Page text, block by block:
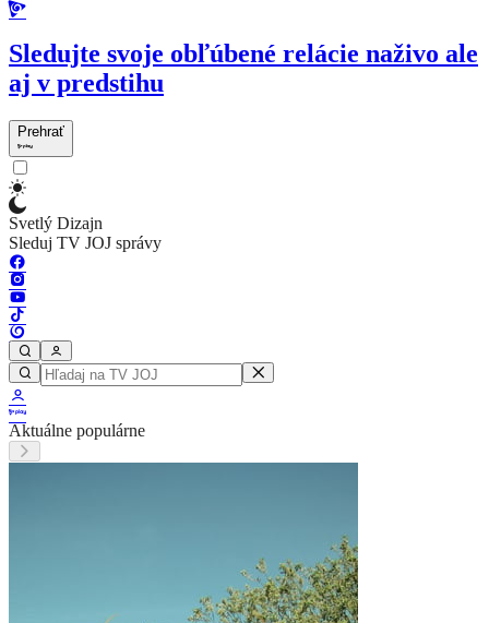
Sledujte svoje obľúbené relácie naživo ale
aj v predstihu
Prehrať
Svetlý Dizajn
Sleduj TV JOJ správy
Aktuálne populárne